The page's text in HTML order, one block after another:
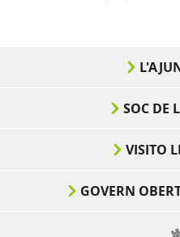
SOC DE
VISITO
GOVERN